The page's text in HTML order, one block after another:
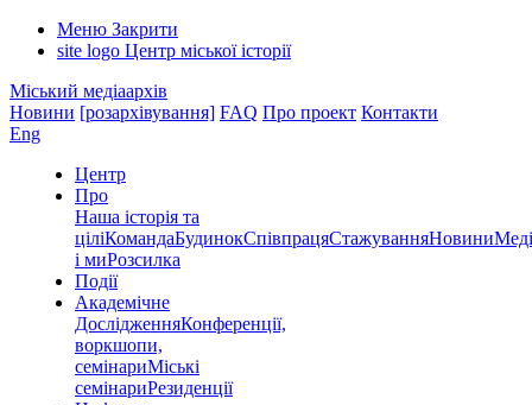
Меню Закрити
site logo Центр міської історії
Міський медіаархів
Новини [розархівування] FAQ Про проект Контакти
Eng
Центр
Про
Наша історія та
ціліКомандаБудинокСпівпрацяСтажуванняНовини
і миРозсилка
Події
Академічне
ДослідженняКонференції,
воркшопи,
семінариМіські
семінариРезиденції